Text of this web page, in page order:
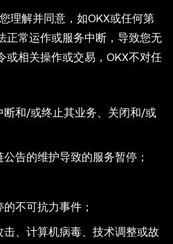
您理解并同意，如OKX或任何第
正常运作或服务中断，导致您无
或相关操作或交易，OKX不对任
断和/或终止其业务、关闭和/或
告的维护导致的服务暂停；
不可抗力事件；
、计算机病毒、技术调整或故